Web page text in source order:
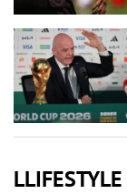
LLIFESTYLE